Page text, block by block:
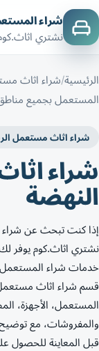
شراء
نشتري
الرئيسية شراء اثاث
المستعمل بجميع
شراء اثاث مستعمل
شراء
النهضة
إذا كنت تبحث عن
نشتري اثاث.كوم يوفر
خدمات شراء
قسم شراء اثاث
المستعمل، الأجهزة،
والمفروشات، مع توضيح
قبل المعاينة للحصول